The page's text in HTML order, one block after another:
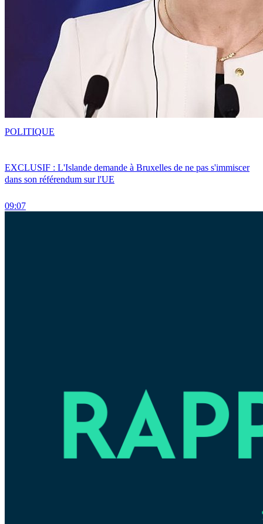
EXCLUSIF : L'Islande demande à Bruxelles de ne pas s'immiscer
dans son référendum sur l'UE
09:07
POLITIQUE